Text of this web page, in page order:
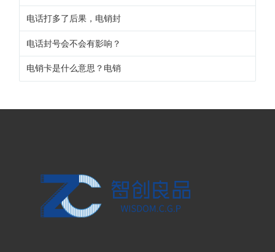
电话打多了后果，电销封
电话封号会不会有影响？
电销卡是什么意思？电销